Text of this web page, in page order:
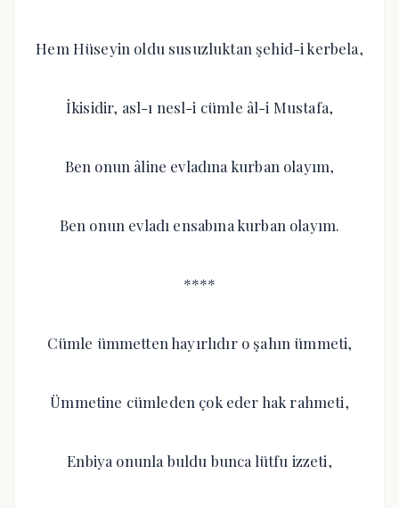
Hem Hüseyin oldu susuzluktan şehid-i kerbela,
İkisidir, asl-ı nesl-i cümle âl-i Mustafa,
Ben onun âline evladına kurban olayım,
Ben onun evladı ensabına kurban olayım.
****
Cümle ümmetten hayırlıdır o şahın ümmeti,
Ümmetine cümleden çok eder hak rahmeti,
Enbiya onunla buldu bunca lütfu izzeti,